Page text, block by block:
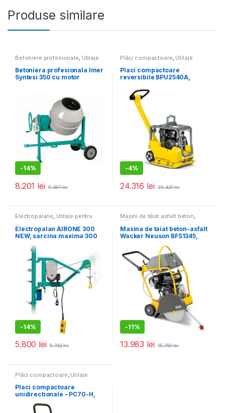
Produse similare
Betoniere profesionale Utilaje
pentru construcții
Betoniera profesionala Imer
Syntesi 350 cu motor
-14%
8.201 lei 9.487lei
Plăci compactoare Utilaje
pentru construcții
Placi compactoare
reversibile BPU2540A,
OTOR HONDA
GX160,PORNIRE LA SFOARA
-4%
24.316 lei 25.421lei
Electropalane, Utilaje pentru
construcții
Electropalan AIRONE 300
NEW, sarcina maxima 300
motor 230V, 1.1 kW
-14%
5.800 lei 6.742lei
Mașini de tăiat asfalt beton,
Utilaje pentru construcții
Masina de taiat beton-asfalt
Wacker Neuson BFS1345,
-11%
13.983 lei 15.750lei
Plăci compactoare Utilaje
pentru construcții
Placi compactoare
unidirectionale – PC70-H,
11.5 kN, motor Honda,
benzina 5.5 cp, greutate 65